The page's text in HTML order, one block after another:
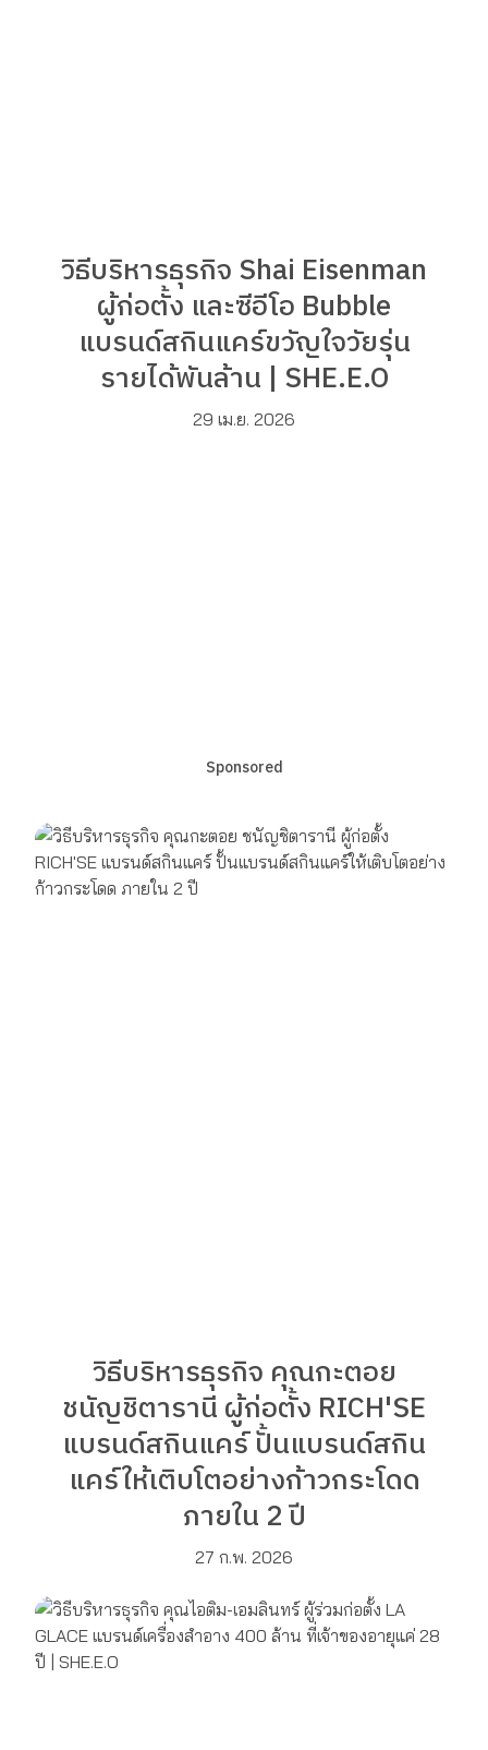
วิธีบริหารธุรกิจ Shai Eisenman
ผู้ก่อตั้ง และซีอีโอ Bubble
แบรนด์สกินแคร์ขวัญใจวัยรุ่น
รายได้พันล้าน | SHE.E.O
29 เม.ย. 2026
Sponsored
วิธีบริหารธุรกิจ คุณกะตอย
ชนัญชิตารานี ผู้ก่อตั้ง RICH'SE
แบรนด์สกินแคร์ ปั้นแบรนด์สกิน
แคร์ให้เติบโตอย่างก้าวกระโดด
ภายใน 2 ปี
27 ก.พ. 2026